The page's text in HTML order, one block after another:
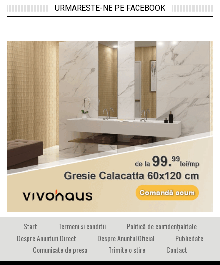
URMARESTE-NE PE FACEBOOK
Start Termeni si conditii
Politică de confidențialitate
Despre Anunturi Direct
Despre Anuntul Oficial
Publicitate
Comunicate de presa
Trimite o stire Contact